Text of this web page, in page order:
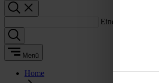
Einen Suchbegriff
Menü
Home